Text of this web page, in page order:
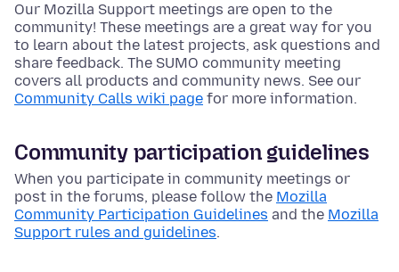
Our Mozilla Support meetings are open to the
community! These meetings are a great way for you
to learn about the latest projects, ask questions and
share feedback. The SUMO community meeting
covers all products and community news. See our
Community Calls wiki page for more information.
Community participation guidelines
When you participate in community meetings or
post in the forums, please follow the Mozilla
Community Participation Guidelines and the Mozilla
Support rules and guidelines.